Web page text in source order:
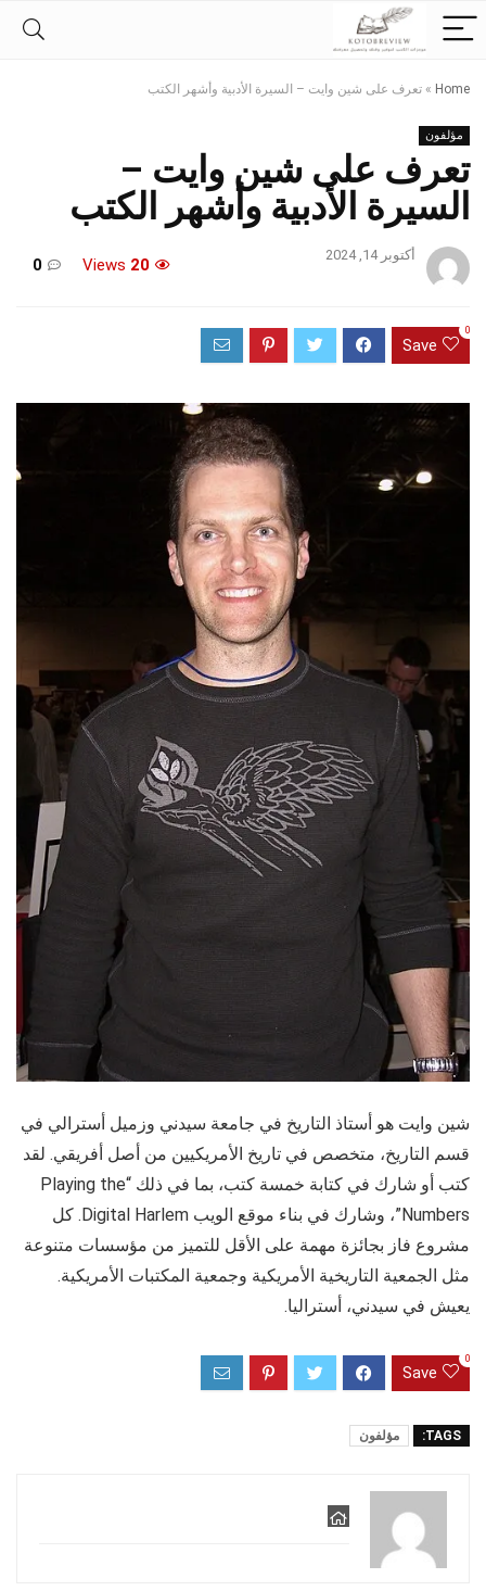
Home
» تعرف على شين وايت – السيرة الأدبية وأشهر الكتب
مؤلفون
تعرف على شين وايت –
السيرة الأدبية وأشهر الكتب
أكتوبر 14, 2024
20
0
Save
0
شين وايت هو أستاذ التاريخ في جامعة سيدني وزميل أسترالي في
قسم التاريخ، متخصص في تاريخ الأمريكيين من أصل أفريقي. لقد
كتب أو شارك في كتابة خمسة كتب، بما في ذلك “Playing the
Numbers”، وشارك في بناء موقع الويب Digital Harlem. كل
مشروع فاز بجائزة مهمة على الأقل للتميز من مؤسسات متنوعة
مثل الجمعية التاريخية الأمريكية وجمعية المكتبات الأمريكية.
يعيش في سيدني، أستراليا.
Save
0
TAGS: مؤلفون